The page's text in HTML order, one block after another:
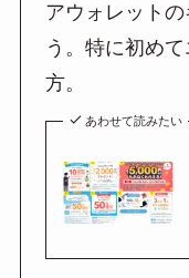
アウォレット
う。特に初め
方。
あわせて読みたい